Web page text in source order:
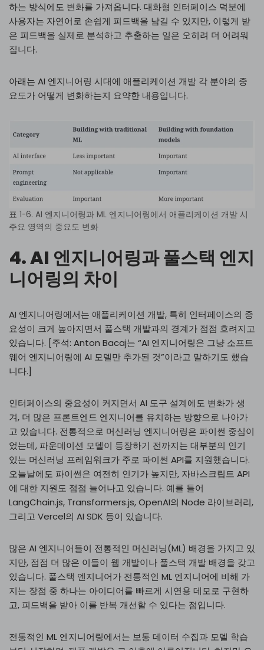
하는 방식에도 변화를 가져옵니다. 대화형 인터페이스 덕분에
사용자는 자연어로 손쉽게 피드백을 남길 수 있지만, 이렇게 받
은 피드백을 실제로 분석하고 추출하는 일은 오히려 더 어려워
집니다.
아래는 AI 엔지니어링 시대에 애플리케이션 개발 각 분야의 중
요도가 어떻게 변화하는지 요약한 내용입니다.
표 1-6. AI 엔지니어링과 ML 엔지니어링에서 애플리케이션 개발 시
주요 영역의 중요도 변화
4. AI 엔지니어링과 풀스택 엔지
니어링의 차이
AI 엔지니어링에서는 애플리케이션 개발, 특히 인터페이스의 중
요성이 크게 높아지면서 풀스택 개발과의 경계가 점점 흐려지고
있습니다. [주석: Anton Bacaj는 “AI 엔지니어링은 그냥 소프트
웨어 엔지니어링에 AI 모델만 추가된 것”이라고 말하기도 했습
니다.]
인터페이스의 중요성이 커지면서 AI 도구 설계에도 변화가 생
겨, 더 많은 프론트엔드 엔지니어를 유치하는 방향으로 나아가
고 있습니다. 전통적으로 머신러닝 엔지니어링은 파이썬 중심이
었는데, 파운데이션 모델이 등장하기 전까지는 대부분의 인기
있는 머신러닝 프레임워크가 주로 파이썬 API를 지원했습니다.
오늘날에도 파이썬은 여전히 인기가 높지만, 자바스크립트 API
에 대한 지원도 점점 늘어나고 있습니다. 예를 들어
LangChain.js, Transformers.js, OpenAI의 Node 라이브러리,
그리고 Vercel의 AI SDK 등이 있습니다.
많은 AI 엔지니어들이 전통적인 머신러닝(ML) 배경을 가지고 있
지만, 점점 더 많은 이들이 웹 개발이나 풀스택 개발 배경을 갖고
있습니다. 풀스택 엔지니어가 전통적인 ML 엔지니어에 비해 가
지는 장점 중 하나는 아이디어를 빠르게 시연용 데모로 구현하
고, 피드백을 받아 이를 반복 개선할 수 있다는 점입니다.
전통적인 ML 엔지니어링에서는 보통 데이터 수집과 모델 학습